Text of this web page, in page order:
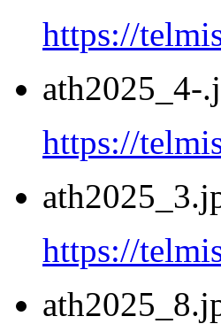
https://
ath2025_4-
https://
https://